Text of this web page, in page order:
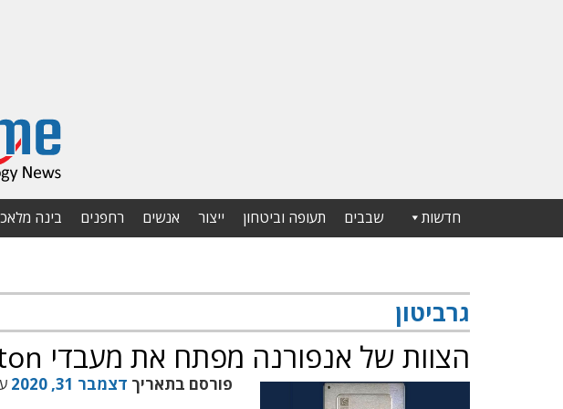
חדשות שבבים תעופה וביטחון ייצור אנשים רחפנים בינה
גרביטון
הצוות של אנפורנה מפתח את מעבדי Graviton של אמזון
פורסם בתאריך דצמבר 31, 2020